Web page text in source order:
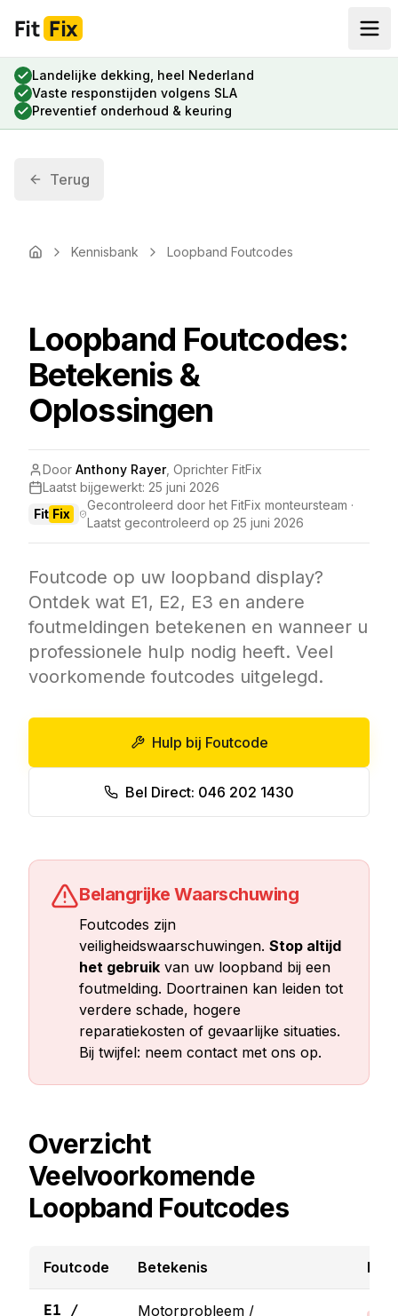
Fit Fix
Landelijke dekking, heel Nederland
Vaste responstijden volgens SLA
Preventief onderhoud & keuring
Terug
Home Kennisbank Loopband Foutcodes
Loopband Foutcodes:
Betekenis &
Oplossingen
Door Anthony Rayer, Oprichter FitFix
Laatst bijgewerkt: 25 juni 2026
Fit Fix
Gecontroleerd door het FitFix monteursteam ·
Laatst gecontroleerd op 25 juni 2026
Foutcode op uw loopband display?
Ontdek wat E1, E2, E3 en andere
foutmeldingen betekenen en wanneer u
professionele hulp nodig heeft. Veel
voorkomende foutcodes uitgelegd.
Hulp bij Foutcode
Bel Direct: 046 202 1430
Belangrijke Waarschuwing
Foutcodes zijn
veiligheidswaarschuwingen. Stop altijd
het gebruik van uw loopband bij een
foutmelding. Doortrainen kan leiden tot
verdere schade, hogere
reparatiekosten of gevaarlijke situaties.
Bij twijfel: neem contact met ons op.
Overzicht
Veelvoorkomende
Loopband Foutcodes
Foutcode Betekenis
E1 /
Motorprobleem /